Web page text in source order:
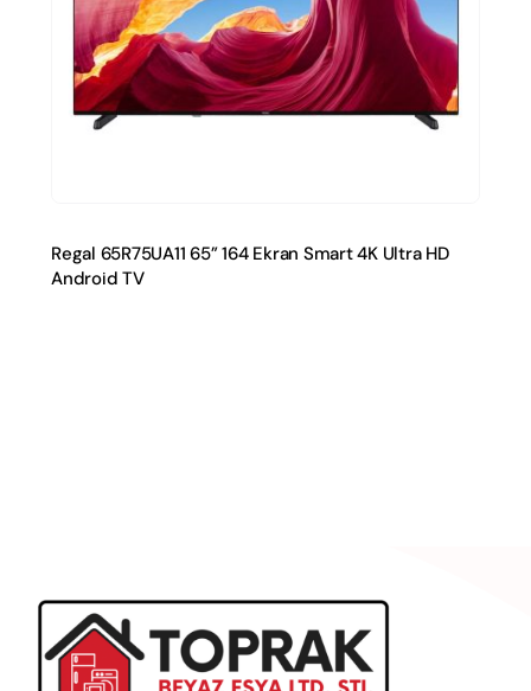
Regal 65R75UA11 65” 164 Ekran Smart 4K Ultra HD
Android TV